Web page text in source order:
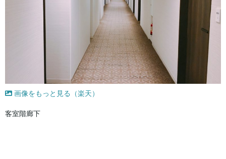
画像をもっと見る（楽天）
客室階廊下